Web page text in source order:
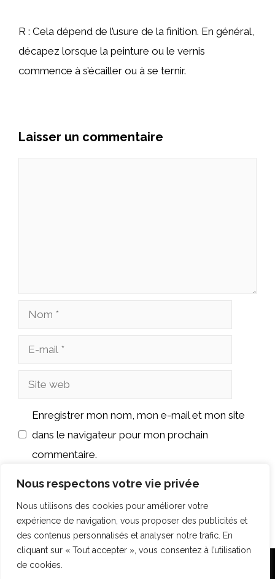
Nous respectons votre vie privée
Nous utilisons des cookies pour améliorer votre
expérience de navigation, vous proposer des publicités et
des contenus personnalisés et analyser notre trafic. En
cliquant sur « Tout accepter », vous consentez à l’utilisation
de cookies.
R : Cela dépend de l’usure de la finition. En général,
décapez lorsque la peinture ou le vernis
commence à s’écailler ou à se ternir.
Laisser un commentaire
Nom
Site
Enregistrer mon nom, mon e-mail et mon site
dans le navigateur pour mon prochain
commentaire.